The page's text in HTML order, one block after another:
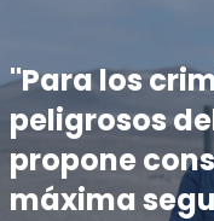
"Para los
peligrosos
propone
máxima